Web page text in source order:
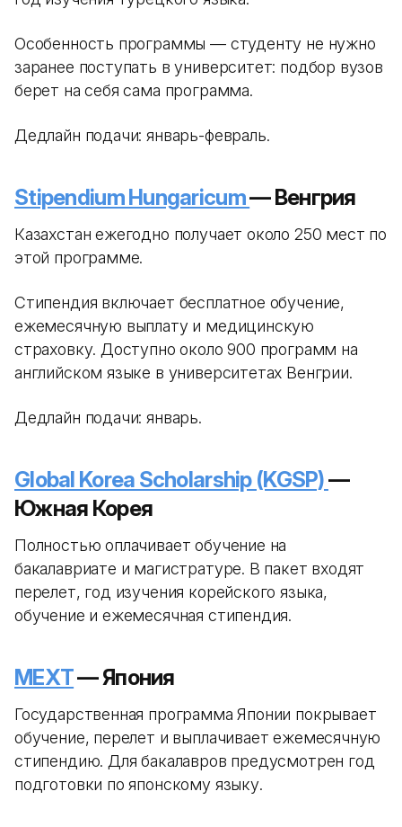
Особенность программы — студенту не нужно
заранее поступать в университет: подбор вузов
берет на себя сама программа.
Дедлайн подачи: январь-февраль.
Stipendium Hungaricum— Венгрия
Казахстан ежегодно получает около 250 мест по
этой программе.
Стипендия включает бесплатное обучение,
ежемесячную выплату и медицинскую
страховку. Доступно около 900 программ на
английском языке в университетах Венгрии.
Дедлайн подачи: январь.
Global Korea Scholarship (KGSP)—
Южная Корея
Полностью оплачивает обучение на
бакалавриате и магистратуре. В пакет входят
перелет, год изучения корейского языка,
обучение и ежемесячная стипендия.
MEXT— Япония
Государственная программа Японии покрывает
обучение, перелет и выплачивает ежемесячную
стипендию. Для бакалавров предусмотрен год
подготовки по японскому языку.